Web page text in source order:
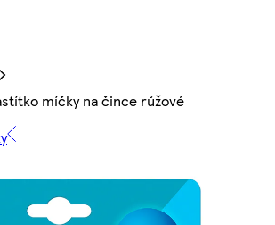
míčky na čince růžové